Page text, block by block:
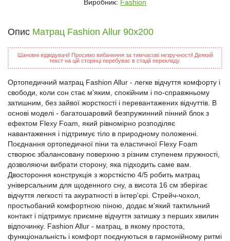
Виробник: Fashion
Опис Матрац Fashion Allur 90x200
Шановні відвідувачі! Просимо вибачення за тимчасові незручності! Деякий
текст на цій сторінці перебуває в стадії перекладу.
Ортопедичний матрац Fashion Allur - легке відчуття комфорту і
свободи, коли сон стає м'яким, спокійним і по-справжньому
затишним, без зайвої жорсткості і перевантажених відчуттів. В
основі моделі - багатошаровий безпружинний пінний блок з
ефектом Flexy Foam, який рівномірно розподіляє
навантаження і підтримує тіло в природному положенні.
Поєднання ортопедичної піни та еластичної Flexy Foam
створює збалансовану поверхню з різним ступенем пружності,
дозволяючи вибрати сторону, яка підходить саме вам.
Двостороння конструкція з жорсткістю 4/5 робить матрац
універсальним для щоденного сну, а висота 16 см зберігає
відчуття легкості та акуратності в інтер'єрі. Стрейч-чохол,
простьобаний комфортною піною, додає м'який тактильний
контакт і підтримує приємне відчуття затишку з перших хвилин
відпочинку. Fashion Allur - матрац, в якому простота,
функціональність і комфорт поєднуються в гармонійному ритмі